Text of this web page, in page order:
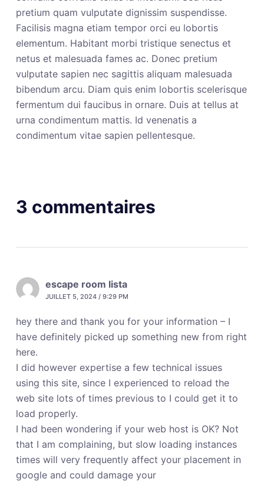
pretium quam vulputate dignissim suspendisse.
Facilisis magna etiam tempor orci eu lobortis
elementum. Habitant morbi tristique senectus et
netus et malesuada fames ac. Donec pretium
vulputate sapien nec sagittis aliquam malesuada
bibendum arcu. Diam quis enim lobortis scelerisque
fermentum dui faucibus in ornare. Duis at tellus at
urna condimentum mattis. Id venenatis a
condimentum vitae sapien pellentesque.
3 commentaires
escape room lista
JUILLET 5, 2024 / 9:29 PM
hey there and thank you for your information – I
have definitely picked up something new from right
here.
I did however expertise a few technical issues
using this site, since I experienced to reload the
web site lots of times previous to I could get it to
load properly.
I had been wondering if your web host is OK? Not
that I am complaining, but slow loading instances
times will very frequently affect your placement in
google and could damage your